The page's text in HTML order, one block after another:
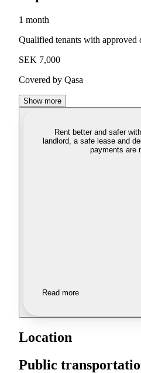
1 month
Qualified tenants with approved
SEK 7,000
Covered by Qasa
Show more
Rent better and safer
landlord, a safe lease and
payments are
Read more
Location
Public